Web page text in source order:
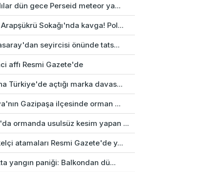
dün gece Perseid meteor ya...
Sokağı'nda kavga! Pol...
seyircisi önünde tats...
affı Resmi Gazete'de
Türkiye'de açtığı marka davas...
Gazipaşa ilçesinde orman ...
ormanda usulsüz kesim yapan ...
atamaları Resmi Gazete'de y...
yangın paniği: Balkondan dü...